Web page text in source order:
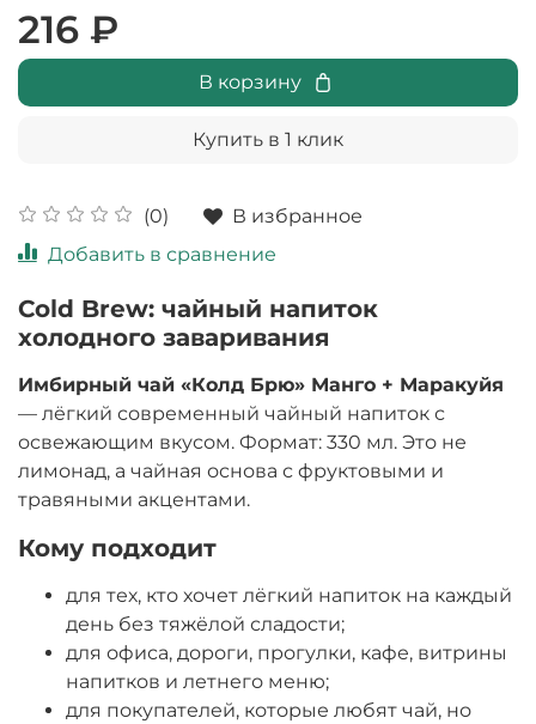
(0)
В избранное
Добавить в сравнение
216 ₽
В корзину
Купить в 1 клик
Cold Brew: чайный напиток
холодного заваривания
Имбирный чай «Колд Брю» Манго + Маракуйя
— лёгкий современный чайный напиток с
освежающим вкусом. Формат: 330 мл. Это не
лимонад, а чайная основа с фруктовыми и
травяными акцентами.
Кому подходит
для тех, кто хочет лёгкий напиток на каждый
день без тяжёлой сладости;
для офиса, дороги, прогулки, кафе, витрины
напитков и летнего меню;
для покупателей, которые любят чай, но